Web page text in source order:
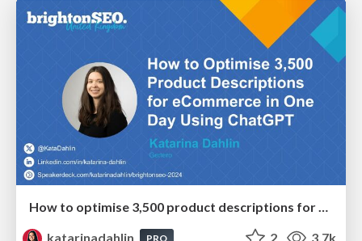
katarinadahlin
PRO 2 3.7k